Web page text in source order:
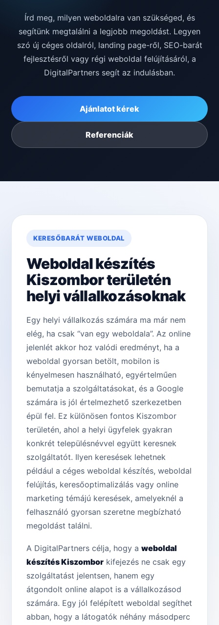
Írd meg, milyen weboldalra van szükséged, és
segítünk megtalálni a legjobb megoldást. Legyen
szó új céges oldalról, landing page-ről, SEO-barát
fejlesztésről vagy régi weboldal felújításáról, a
DigitalPartners segít az indulásban.
Ajánlatot kérek
Referenciák
KERESŐBARÁT WEBOLDAL
Weboldal készítés
Kiszombor területén
helyi vállalkozásoknak
Egy helyi vállalkozás számára ma már nem
elég, ha csak “van egy weboldala”. Az online
jelenlét akkor hoz valódi eredményt, ha a
weboldal gyorsan betölt, mobilon is
kényelmesen használható, egyértelműen
bemutatja a szolgáltatásokat, és a Google
számára is jól értelmezhető szerkezetben
épül fel. Ez különösen fontos Kiszombor
területén, ahol a helyi ügyfelek gyakran
konkrét településnévvel együtt keresnek
szolgáltatót. Ilyen keresések lehetnek
például a céges weboldal készítés, weboldal
felújítás, keresőoptimalizálás vagy online
marketing témájú keresések, amelyeknél a
felhasználó gyorsan szeretne megbízható
megoldást találni.
A DigitalPartners célja, hogy a weboldal
készítés Kiszombor kifejezés ne csak egy
szolgáltatást jelentsen, hanem egy
átgondolt online alapot is a vállalkozásod
számára. Egy jól felépített weboldal segíthet
abban, hogy a látogatók néhány másodperc